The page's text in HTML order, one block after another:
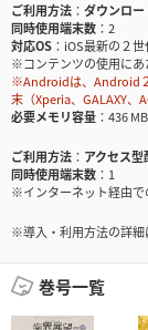
ご利用方法
ダウンロー
同時使用端末数
2
対応OS
iOS最新の２
※コンテンツの使用に
※Androidは、Android
末（Xperia、GALAXY、
必要メモリ容量
436
ご利用方法
アクセス型
同時使用端末数
1
※インターネット経由で
※導入・利用方法の詳細
巻号一覧